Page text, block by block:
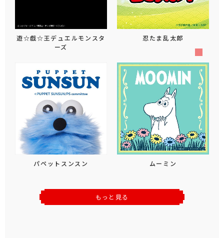
遊☆戯☆王デュエルモンスタ
ーズ
忍たま乱太郎
パペットスンスン ムーミン
もっと見る